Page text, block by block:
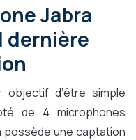
Jabra
dernière
objectif d’être simple
de 4 microphones
une captation